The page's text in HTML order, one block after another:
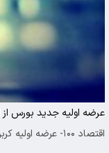
عرضه اولیه جدید بورس
اقتصاد ۱۰۰- عرضه اولیه کربن در بازار دوم فرابورس کلید خورد!